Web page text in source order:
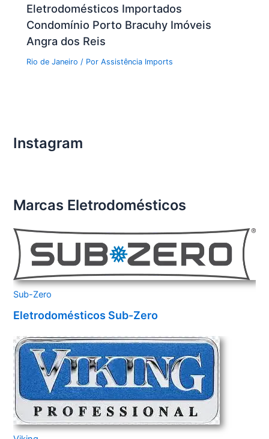
Eletrodomésticos Importados
Condomínio Porto Bracuhy Imóveis
Angra dos Reis
Rio de Janeiro / PorAssistência Imports
Instagram
Marcas Eletrodomésticos
Sub-Zero
Eletrodomésticos Sub-Zero